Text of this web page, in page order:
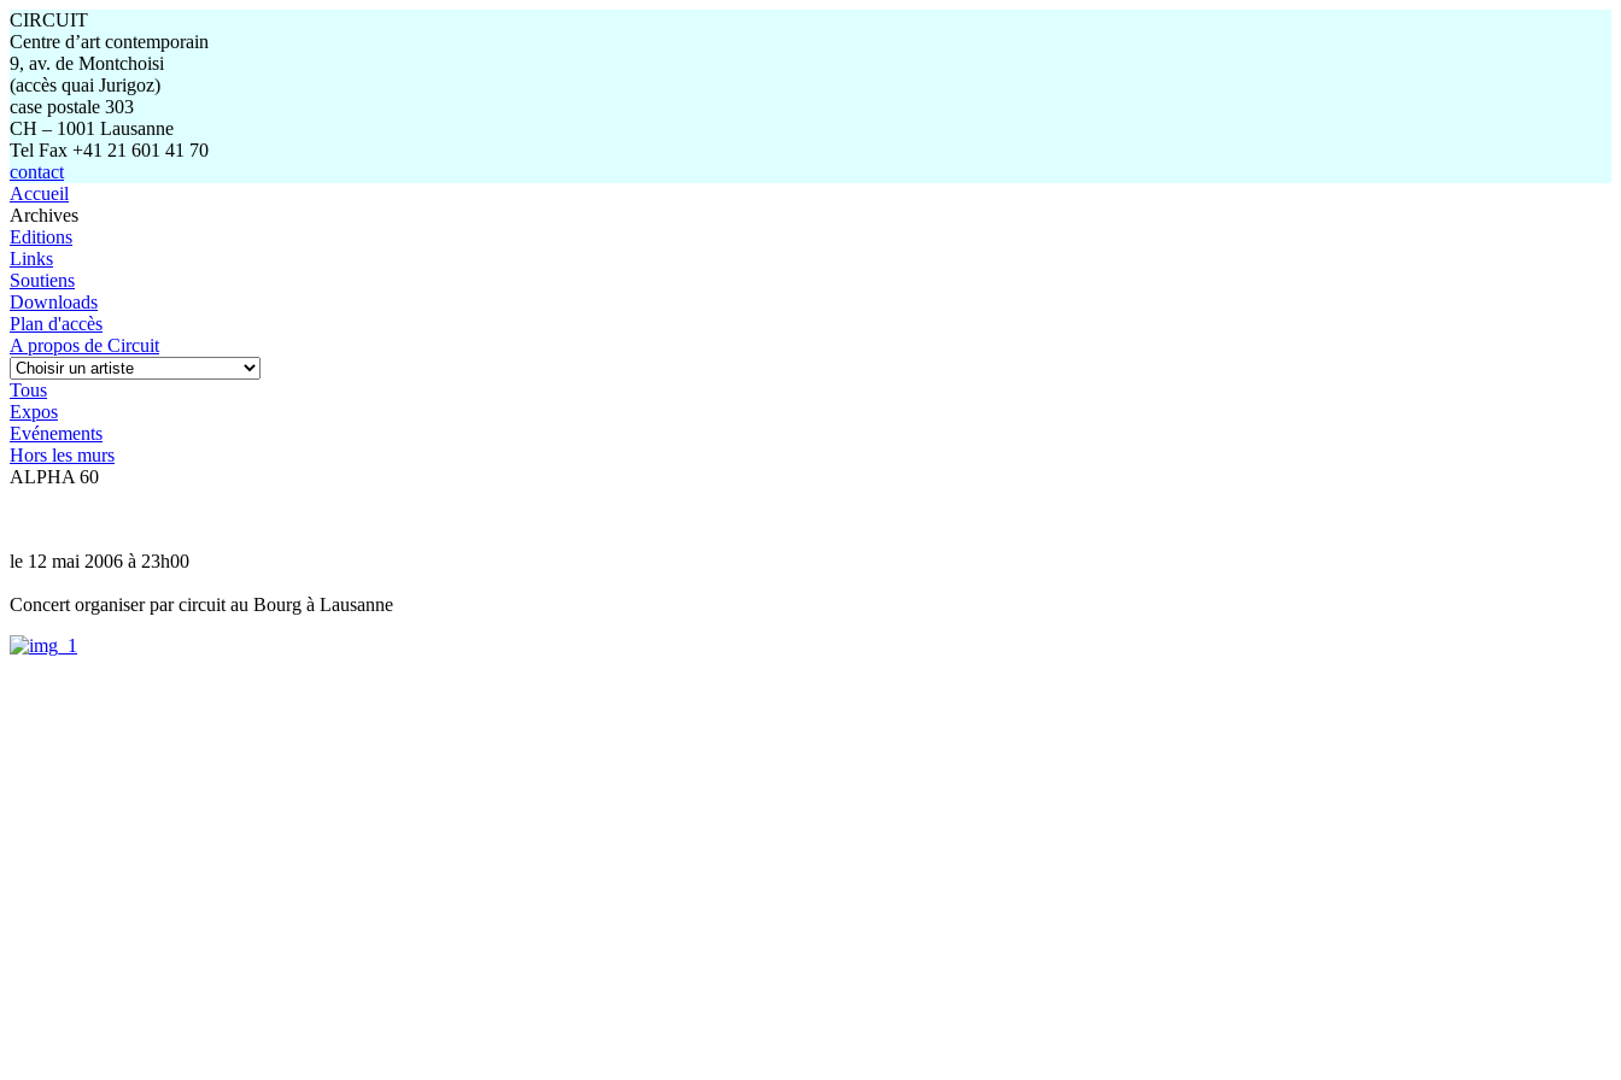
CIRCUIT
Centre d’art contemporain
9, av. de Montchoisi
(accès quai Jurigoz)
case postale 303
CH – 1001 Lausanne
Tel Fax +41 21 601 41 70
contact
Accueil
Archives
Editions
Links
Soutiens
Downloads
Plan d'accès
A propos de Circuit
Tous
Expos
Evénements
Hors les murs
ALPHA 60
le 12 mai 2006 à 23h00
Concert organiser par circuit au Bourg à Lausanne